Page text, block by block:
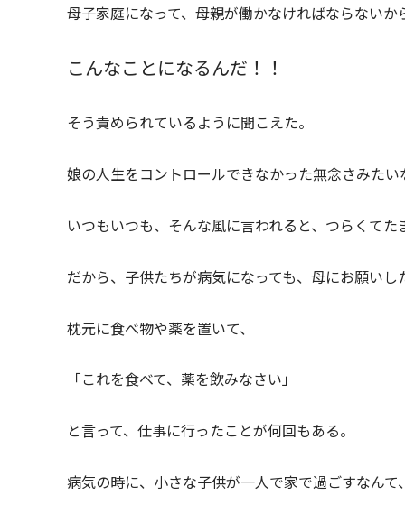
母子家庭になって、母親が働かなければならないか
こんなことになるんだ！！
そう責められているように聞こえた。
娘の人生をコントロールできなかった無念さみた
いつもいつも、そんな風に言われると、つらくてた
だから、子供たちが病気になっても、母にお願いし
枕元に食べ物や薬を置いて、
「これを食べて、薬を飲みなさい」
と言って、仕事に行ったことが何回もある。
病気の時に、小さな子供が一人で家で過ごすなんて、